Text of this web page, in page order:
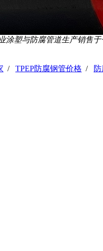
涂塑与防腐管道生产销售
/ TPEP防腐钢管价格 /